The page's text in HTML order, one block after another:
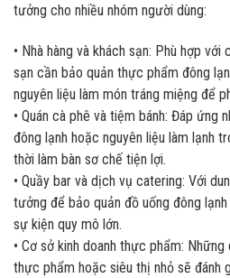
tưởng cho nhiều nhóm người dùng:
• Nhà hàng và khách sạn: Phù hợp với
sạn cần bảo quản thực phẩm đông
nguyên liệu làm món tráng miệng để
• Quán cà phê và tiệm bánh: Đáp ứng
đông lạnh hoặc nguyên liệu làm lạnh
thời làm bàn sơ chế tiện lợi.
• Quầy bar và dịch vụ catering: Với
tưởng để bảo quản đồ uống đông
sự kiện quy mô lớn.
• Cơ sở kinh doanh thực phẩm: Những
thực phẩm hoặc siêu thị nhỏ sẽ đánh